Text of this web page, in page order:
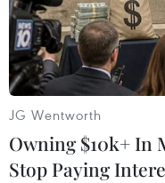
Tranh thủ những ngày
JG Wentworth
Owning $10k+ In
Stop Paying